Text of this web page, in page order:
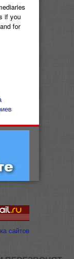
if you
for
сайтов